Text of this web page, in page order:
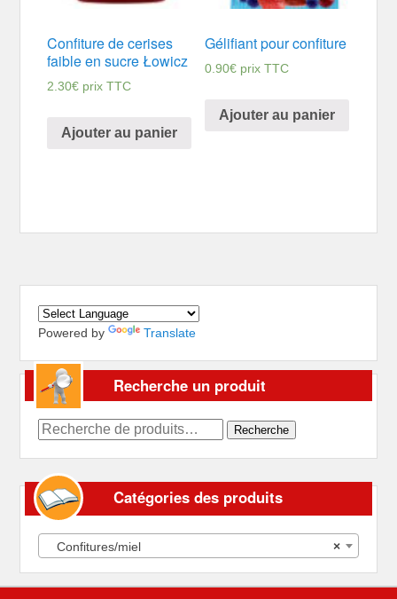
Confiture de cerises
faible en sucre Łowicz
2.30€ prix TTC
Ajouter au panier
Gélifiant pour confiture
0.90€ prix TTC
Ajouter au panier
Powered by Translate
Recherche un produit
Recherche
Recherche
Catégories des produits
×
Confitures/miel